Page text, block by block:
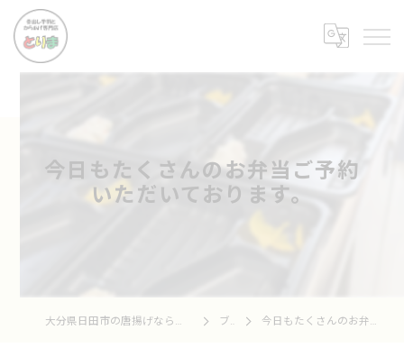
今日もたくさんのお弁当ご予約
いただいております。
大分県日田市の唐揚げなら骨出し手羽とからあげ専門店 とりま ブログ 今日もたくさんのお弁当ご予約いただいております。